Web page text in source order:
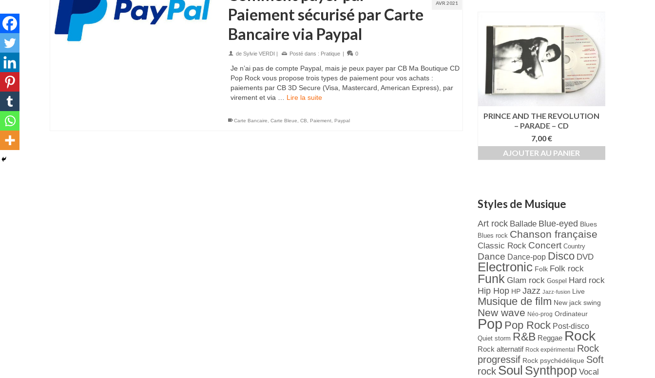
AVR 2021
Paiement sécurisé par Carte
Bancaire via Paypal
de Sylvie VERDI | Posté dans : Pratique | 0
Je n’ai pas de compte Paypal, mais je peux payer par CB Ma Boutique CD
Pop Rock vous propose trois types de paiement pour vos achats :
paiements par CB 3D Secure (Visa, Mastercard, American Express), par
virement et via … Lire la suite
Carte Bancaire Carte Bleue CB Paiement, Paypal
PRINCE AND THE REVOLUTION
– PARADE – CD
7,00€
AJOUTER AU PANIER
Styles de Musique
Art rock Ballade Blue-eyed Blues
Blues rock Chanson française
Classic Rock Concert Country
Dance Dance-pop Disco DVD
Electronic Folk Folk rock
Funk Glam rock Gospel Hard rock
Hip Hop HP Jazz Jazz-fusion Live
Musique de film New jack swing
New wave Néo-prog Ordinateur
Pop Pop Rock Post-disco
Quiet storm R&B Reggae Rock
Rock alternatif Rock expérimental Rock
progressif Rock psychédélique Soft
rock Soul Synthpop Vocal